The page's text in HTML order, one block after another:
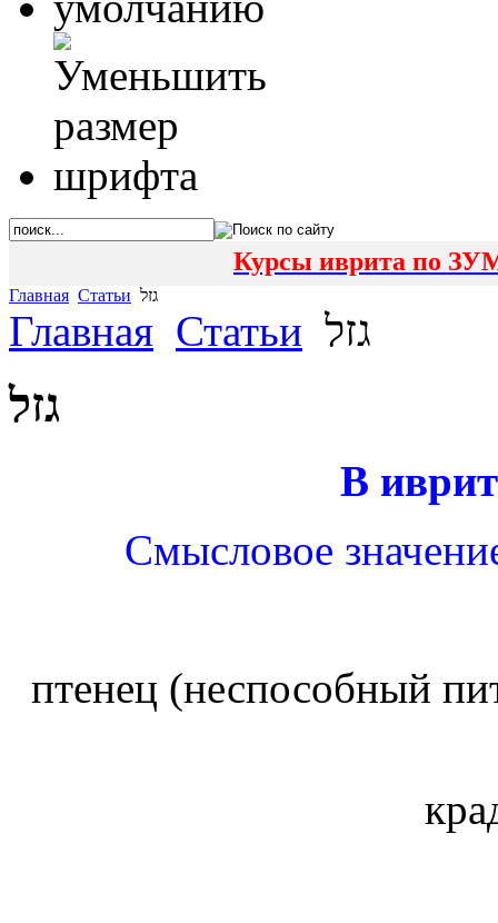
Курсы иврита по
Главная Статьи גזל
Главная Статьи גזל
גזל
В
Смысловое
птенец (неспособный